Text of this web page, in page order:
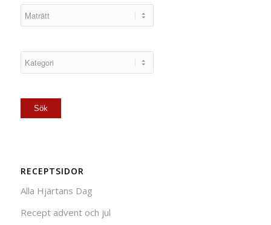
RECEPTSIDOR
Alla Hjärtans Dag
Recept advent och jul